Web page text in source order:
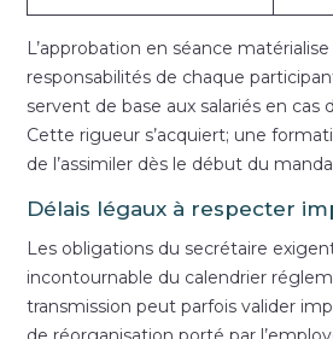
L’approbation en séance
responsabilités de chaque
servent de base aux salariés en cas
Cette rigueur s’acquiert; une
de l’assimiler dès le début du
Délais légaux à respecter
Les obligations du secrétaire
incontournable du calendrier
transmission peut parfois valider